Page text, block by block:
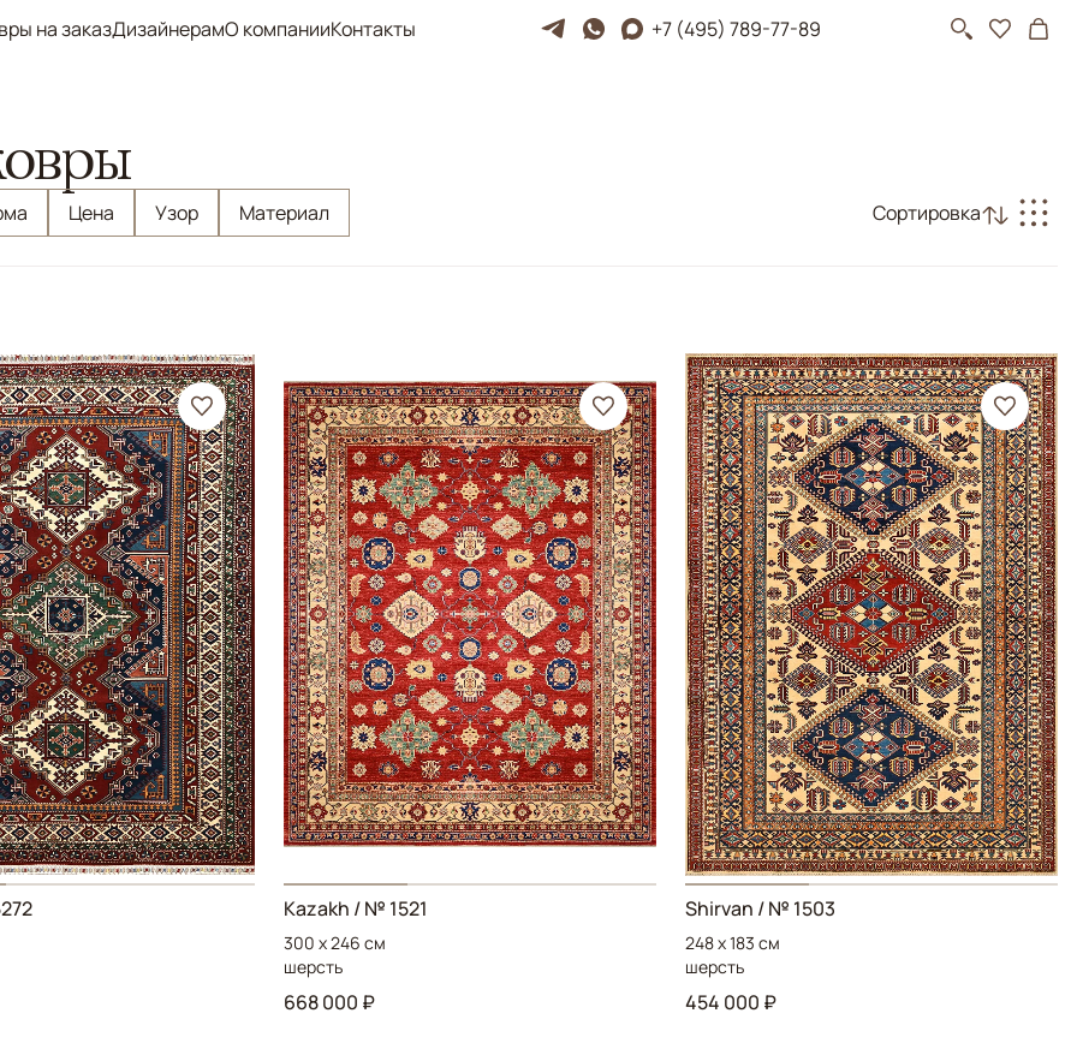
на заказДизайнерамО компанииКонтакты +7 (495) 789-77-89
Цена Узор Материал Сортировка
Kazakh / № 1521
300 x 246 см
шерсть
668 000 ₽
Shirvan / № 1503
248 x 183 см
шерсть
454 000 ₽